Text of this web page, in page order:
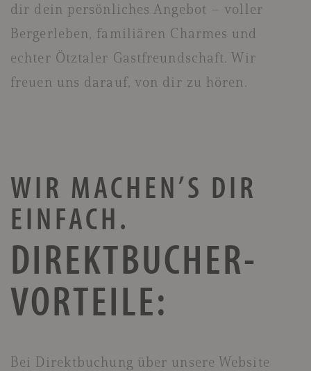
dir dein persönliches Angebot – voller
Bergerleben, familiären Charmes und
echter Ötztaler Gastfreundschaft. Wir
freuen uns darauf, von dir zu hören.
WIR MACHEN’S DIR
EINFACH.
DIREKT­BUCHER­
VORTEILE:
Bei Direktbuchung über unsere Website